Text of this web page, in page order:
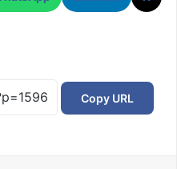
Copy URL